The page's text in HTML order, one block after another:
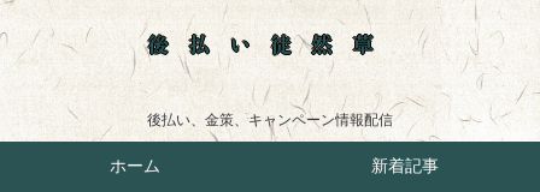
後払い徒然草
後払い、金策、キャンペーン情報配信
ホーム 新着記事